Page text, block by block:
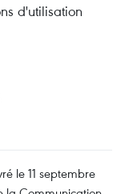
d'utilisation
le 11 septembre